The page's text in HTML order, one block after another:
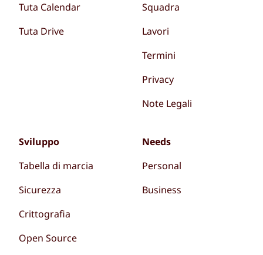
Tuta Calendar
Tuta Drive
Squadra
Lavori
Termini
Privacy
Note Legali
Sviluppo
Tabella di marcia
Sicurezza
Crittografia
Open Source
Needs
Personal
Business